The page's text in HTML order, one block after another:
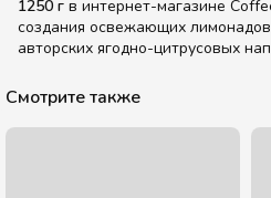
1250 г в интернет-магазине
создания освежающих
авторских ягодно-цитрусовых
Смотрите также